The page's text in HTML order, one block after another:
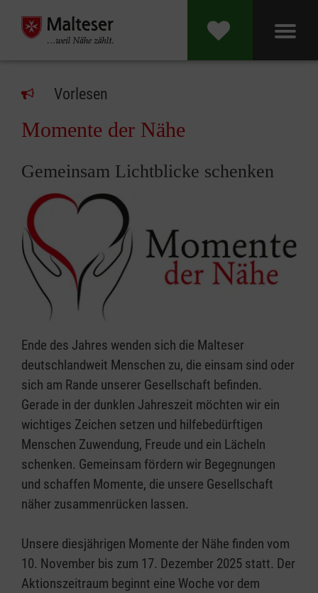
Vorlesen
Momente der Nähe
Gemeinsam Lichtblicke schenken
Ende des Jahres wenden sich die Malteser
deutschlandweit Menschen zu, die einsam sind oder
sich am Rande unserer Gesellschaft befinden.
Gerade in der dunklen Jahreszeit möchten wir ein
wichtiges Zeichen setzen und hilfebedürftigen
Menschen Zuwendung, Freude und ein Lächeln
schenken. Gemeinsam fördern wir Begegnungen
und schaffen Momente, die unsere Gesellschaft
näher zusammenrücken lassen.
Unsere diesjährigen Momente der Nähe finden vom
10. November bis zum 17. Dezember 2025 statt. Der
Aktionszeitraum beginnt eine Woche vor dem